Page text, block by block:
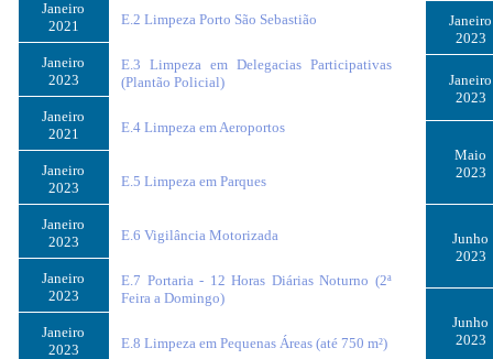
Janeiro
2021
E.2 Limpeza Porto São Sebastião
Janeiro
2023
E.3 Limpeza em Delegacias Participativas
(Plantão Policial)
Janeiro
2021
E.4 Limpeza em Aeroportos
Janeiro
2023
E.5 Limpeza em Parques
Janeiro
2023
E.6 Vigilância Motorizada
Janeiro
2023
E.7 Portaria - 12 Horas Diárias Noturno (2ª
Feira a Domingo)
Janeiro
2023
E.8 Limpeza em Pequenas Áreas (até 750 m²)
Janeiro
2023
Janeiro
2023
Maio
2023
Junho
2023
Junho
2023